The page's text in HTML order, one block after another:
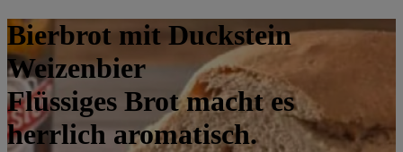
Bierbrot mit Duckstein
Weizenbier
Flüssiges Brot macht es
herrlich aromatisch.